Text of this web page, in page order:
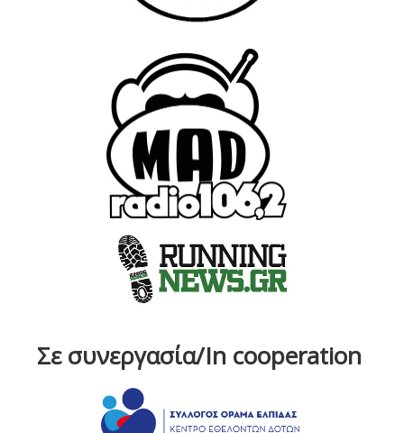
Σε συνεργασία/In cooperation